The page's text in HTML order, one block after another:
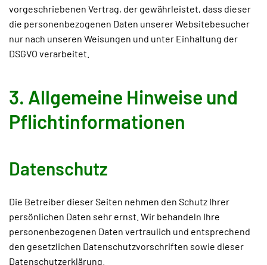
vorgeschriebenen Vertrag, der gewährleistet, dass dieser
die personenbezogenen Daten unserer Websitebesucher
nur nach unseren Weisungen und unter Einhaltung der
DSGVO verarbeitet.
3. Allgemeine Hinweise und
Pflicht­informationen
Datenschutz
Die Betreiber dieser Seiten nehmen den Schutz Ihrer
persönlichen Daten sehr ernst. Wir behandeln Ihre
personenbezogenen Daten vertraulich und entsprechend
den gesetzlichen Datenschutzvorschriften sowie dieser
Datenschutzerklärung.